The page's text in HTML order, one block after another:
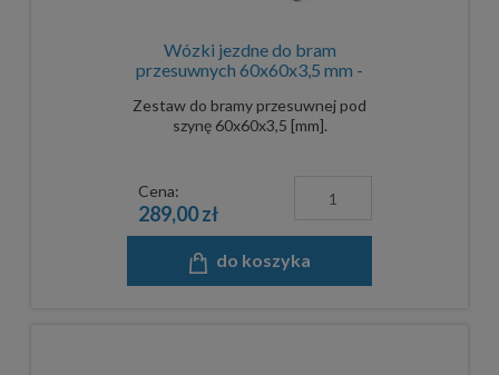
Wózki jezdne do bram
przesuwnych 60x60x3,5 mm -
Zestaw do bramy przesuwnej pod
szynę 60x60x3,5 [mm].
Cena:
289,00 zł
do koszyka